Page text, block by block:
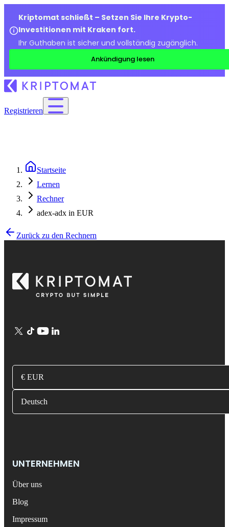
Kriptomat schließt – Setzen Sie Ihre Krypto-
Investitionen mit Kraken fort.
Ihr Guthaben ist sicher und vollständig zugänglich.
Ankündigung lesen
Registrieren
Startseite
Lernen
Rechner
adex-adx in EUR
Zurück zu den Rechnern
€ EUR
Deutsch
UNTERNEHMEN
Über uns
Blog
Impressum